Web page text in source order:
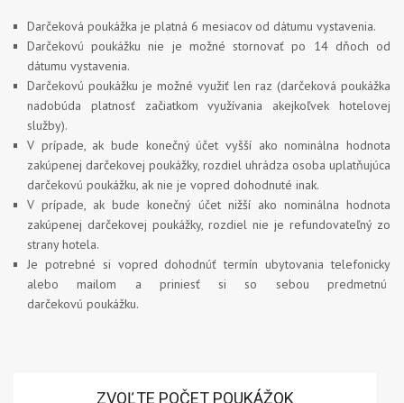
Darčeková poukážka je platná 6 mesiacov od dátumu vystavenia.
Darčekovú poukážku nie je možné stornovať po 14 dňoch od
dátumu vystavenia.
Darčekovú poukážku je možné využiť len raz (darčeková poukážka
nadobúda platnosť začiatkom využívania akejkoľvek hotelovej
služby).
V prípade, ak bude konečný účet vyšší ako nominálna hodnota
zakúpenej darčekovej poukážky, rozdiel uhrádza osoba uplatňujúca
darčekovú poukážku, ak nie je vopred dohodnuté inak.
V prípade, ak bude konečný účet nižší ako nominálna hodnota
zakúpenej darčekovej poukážky, rozdiel nie je refundovateľný zo
strany hotela.
Je potrebné si vopred dohodnúť termín ubytovania telefonicky
alebo mailom a priniesť si so sebou predmetnú
darčekovú poukážku.
ZVOĽTE POČET POUKÁŽOK